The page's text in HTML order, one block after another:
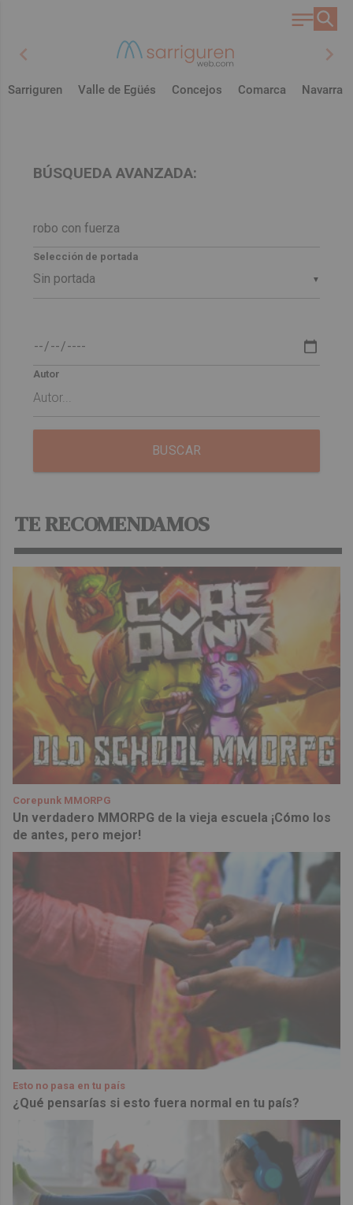
chevron_left chevron_right
Sarriguren Valle de Egüés Concejos Comarca Navarra
BÚSQUEDA AVANZADA:
▼
Selección de portada
Autor
BUSCAR
TE RECOMENDAMOS
Corepunk MMORPG
Un verdadero MMORPG de la vieja escuela ¡Cómo los
de antes, pero mejor!
Esto no pasa en tu país
¿Qué pensarías si esto fuera normal en tu país?